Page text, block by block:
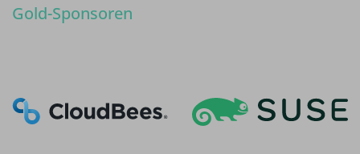
Gold-Sponsoren